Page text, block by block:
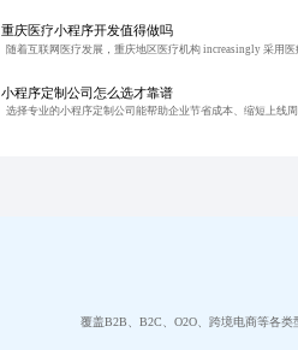
重庆医疗小程序开发值得做吗
小程序定制公司怎么选才靠谱
覆盖B2B、B2C、O2O、跨境电商等各